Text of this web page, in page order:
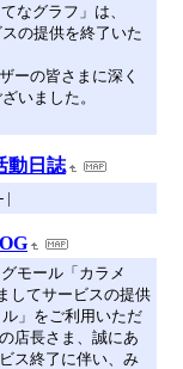
なグラフ」は、
の提供を終了いた
ーの皆さまに深く
いました。
動日誌
|
モール「カラメ
してサービスの提供
」をご利用いただ
店長さま、誠にあ
ス終了に伴い、み